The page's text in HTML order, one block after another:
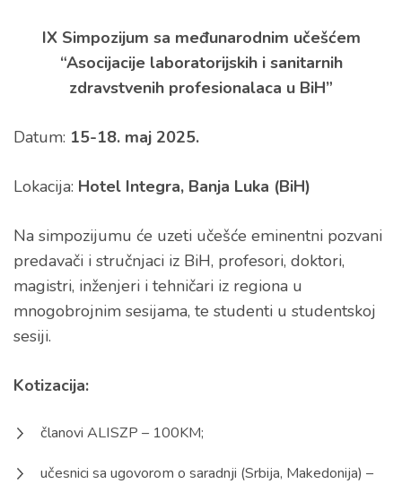
IX Simpozijum sa međunarodnim učešćem
“Asocijacije laboratorijskih i sanitarnih
zdravstvenih profesionalaca u BiH”
Datum: 15-18. maj 2025.
Lokacija: Hotel Integra, Banja Luka (BiH)
Na simpozijumu će uzeti učešće eminentni pozvani
predavači i stručnjaci iz BiH, profesori, doktori,
magistri, inženjeri i tehničari iz regiona u
mnogobrojnim sesijama, te studenti u studentskoj
sesiji.
Kotizacija:
članovi ALISZP – 100KM;
učesnici sa ugovorom o saradnji (Srbija, Makedonija) –